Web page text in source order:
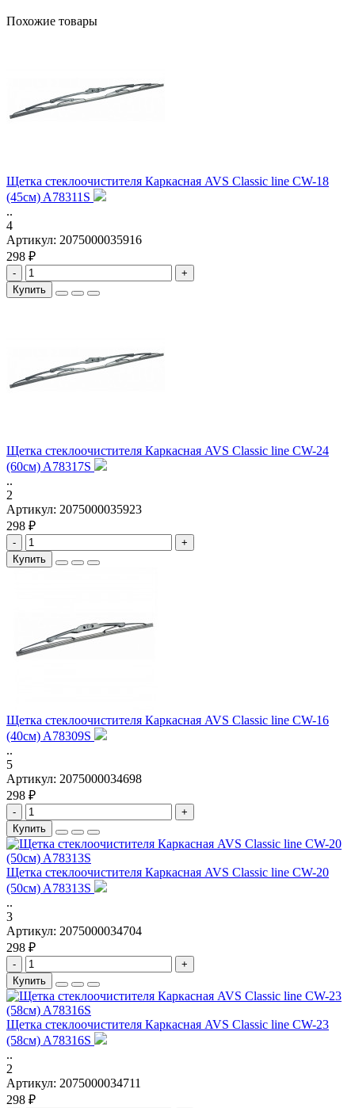
Похожие товары
Щетка стеклоочистителя Каркасная AVS Classic line CW-18
(45см) A78311S
..
4
Артикул: 2075000035916
298 ₽
-
+
Купить
Щетка стеклоочистителя Каркасная AVS Classic line CW-24
(60см) A78317S
..
2
Артикул: 2075000035923
298 ₽
-
+
Купить
Щетка стеклоочистителя Каркасная AVS Classic line CW-16
(40см) A78309S
..
5
Артикул: 2075000034698
298 ₽
-
+
Купить
Щетка стеклоочистителя Каркасная AVS Classic line CW-20
(50см) A78313S
..
3
Артикул: 2075000034704
298 ₽
-
+
Купить
Щетка стеклоочистителя Каркасная AVS Classic line CW-23
(58см) A78316S
..
2
Артикул: 2075000034711
298 ₽